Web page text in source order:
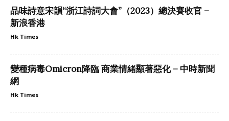
品味詩意宋韻“浙江詩詞大會”（2023）總決賽收官 –
新浪香港
Hk Times
變種病毒Omicron降臨 商業情緒顯著惡化 – 中時新聞
網
Hk Times